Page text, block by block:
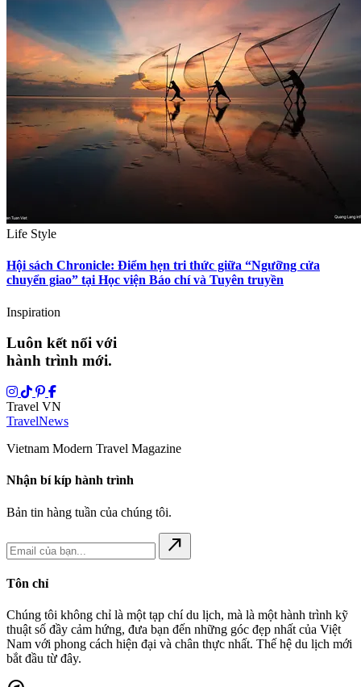
Life Style
Hội sách Chronicle: Điểm hẹn tri thức giữa “Ngưỡng cửa
chuyển giao” tại Học viện Báo chí và Tuyên truyền
Inspiration
Luôn kết nối với
hành trình mới.
Travel VN
TravelNews
Vietnam Modern Travel Magazine
Nhận bí kíp hành trình
Bản tin hàng tuần của chúng tôi.
north_east
Tôn chỉ
Chúng tôi không chỉ là một tạp chí du lịch, mà là một hành trình kỹ
thuật số đầy cảm hứng, đưa bạn đến những góc đẹp nhất của Việt
Nam với phong cách hiện đại và chân thực nhất. Thế hệ du lịch mới
bắt đầu từ đây.